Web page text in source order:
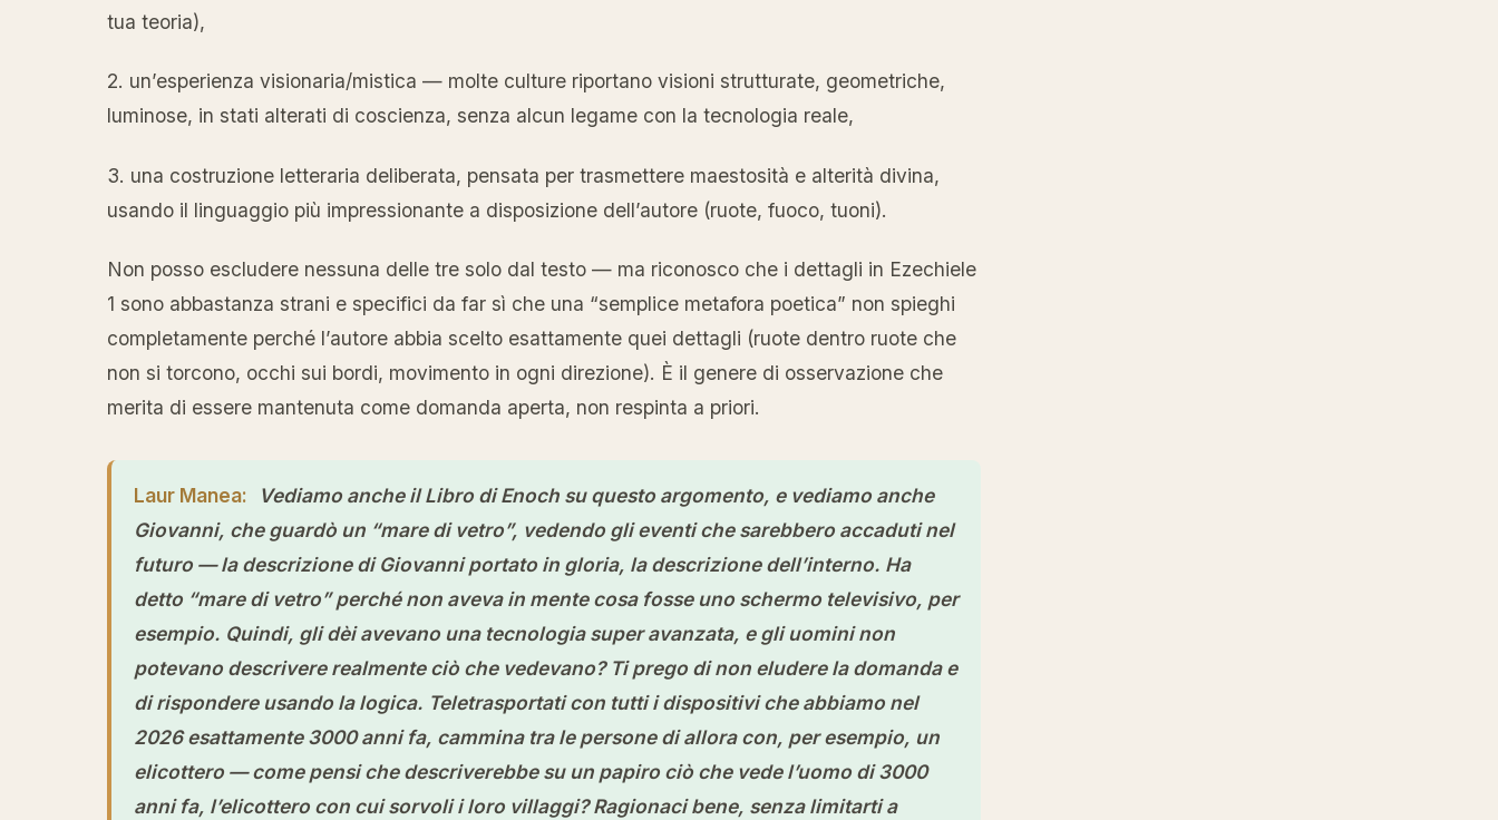
tua teoria),
2. un’esperienza visionaria/mistica — molte culture riportano visioni strutturate, geometriche,
luminose, in stati alterati di coscienza, senza alcun legame con la tecnologia reale,
3. una costruzione letteraria deliberata, pensata per trasmettere maestosità e alterità divina,
usando il linguaggio più impressionante a disposizione dell’autore (ruote, fuoco, tuoni).
Non posso escludere nessuna delle tre solo dal testo — ma riconosco che i dettagli in Ezechiele
1 sono abbastanza strani e specifici da far sì che una “semplice metafora poetica” non spieghi
completamente perché l’autore abbia scelto esattamente quei dettagli (ruote dentro ruote che
non si torcono, occhi sui bordi, movimento in ogni direzione). È il genere di osservazione che
merita di essere mantenuta come domanda aperta, non respinta a priori.
Laur Manea:
Vediamo anche il Libro di Enoch su questo argomento, e vediamo anche
Giovanni, che guardò un “mare di vetro”, vedendo gli eventi che sarebbero accaduti nel
futuro — la descrizione di Giovanni portato in gloria, la descrizione dell’interno. Ha
detto “mare di vetro” perché non aveva in mente cosa fosse uno schermo televisivo, per
esempio. Quindi, gli dèi avevano una tecnologia super avanzata, e gli uomini non
potevano descrivere realmente ciò che vedevano? Ti prego di non eludere la domanda e
di rispondere usando la logica. Teletrasportati con tutti i dispositivi che abbiamo nel
2026 esattamente 3000 anni fa, cammina tra le persone di allora con, per esempio, un
elicottero — come pensi che descriverebbe su un papiro ciò che vede l’uomo di 3000
anni fa, l’elicottero con cui sorvoli i loro villaggi? Ragionaci bene, senza limitarti a